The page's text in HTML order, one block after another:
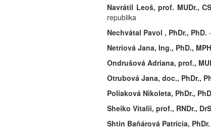
Navrátil Leoš, prof. MUDr.,
republika
Nechvátal Pavol , PhDr., PhD.
Netriová Jana, Ing., PhD.,
Ondrušová Adriana, prof.,
Otrubová Jana, doc., PhDr.,
Poliaková Nikoleta, PhDr.,
Sheiko Vitalii, prof., RNDr.,
Shtin Baňárová Patrícia, PhDr.